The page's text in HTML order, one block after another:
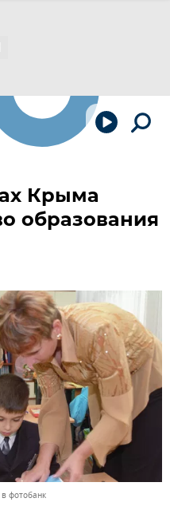
Крыма
образования
фотобанк